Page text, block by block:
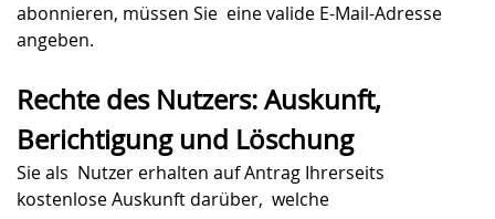
abonnieren, müssen Sie eine valide E-Mail-Adresse
angeben.
Rechte des Nutzers: Auskunft,
Berichtigung und Löschung
Sie als Nutzer erhalten auf Antrag Ihrerseits
kostenlose Auskunft darüber, welche